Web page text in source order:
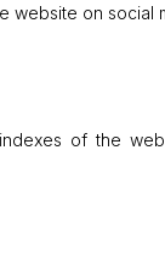
website on
of the